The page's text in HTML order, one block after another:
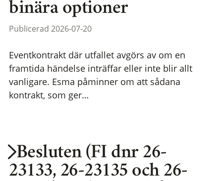
binära optioner
Publicerad 2026-07-20
Eventkontrakt där utfallet avgörs av om en
framtida händelse inträffar eller inte blir allt
vanligare. Esma påminner om att sådana
kontrakt, som ger…
Besluten (FI dnr 26-
23133, 26-23135 och 26-